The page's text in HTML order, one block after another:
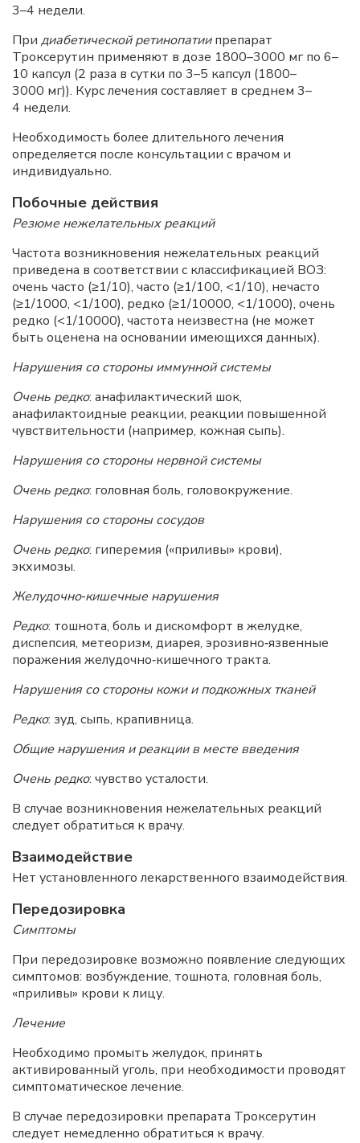
3–4 недели.
При диабетической ретинопатиипрепарат
Троксерутин применяют в дозе 1800–3000 мг по 6–
10 капсул (2 раза в сутки по 3–5 капсул (1800–
3000 мг)). Курс лечения составляет в среднем 3–
4 недели.
Необходимость более длительного лечения
определяется после консультации с врачом и
индивидуально.
Побочные действия
Резюме нежелательных реакций
Частота возникновения нежелательных реакций
приведена в соответствии с классификацией ВОЗ:
очень часто (≥1/10), часто (≥1/100, <1/10), нечасто
(≥1/1000, <1/100), редко (≥1/10000, <1/1000), очень
редко (<1/10000), частота неизвестна (не может
быть оценена на основании имеющихся данных).
Нарушения со стороны иммунной системы
Очень редко: анафилактический шок,
анафилактоидные реакции, реакции повышенной
чувствительности (например, кожная сыпь).
Нарушения со стороны нервной системы
Очень редко: головная боль, головокружение.
Нарушения со стороны сосудов
Очень редко: гиперемия («приливы» крови),
экхимозы.
Желудочно‑кишечные нарушения
Редко: тошнота, боль и дискомфорт в желудке,
диспепсия, метеоризм, диарея, эрозивно‑язвенные
поражения желудочно‑кишечного тракта.
Нарушения со стороны кожи и подкожных тканей
Редко: зуд, сыпь, крапивница.
Общие нарушения и реакции в месте введения
Очень редко: чувство усталости.
В случае возникновения нежелательных реакций
следует обратиться к врачу.
Взаимодействие
Нет установленного лекарственного взаимодействия.
Передозировка
Симптомы
При передозировке возможно появление следующих
симптомов: возбуждение, тошнота, головная боль,
«приливы» крови к лицу.
Лечение
Необходимо промыть желудок, принять
активированный уголь, при необходимости проводят
симптоматическое лечение.
В случае передозировки препарата Троксерутин
следует немедленно обратиться к врачу.